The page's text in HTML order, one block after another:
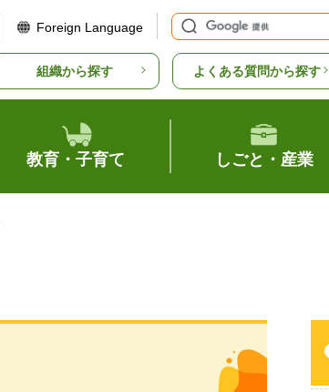
Foreign Language
組織から探す よくある質問から探す
教育・子育て しごと・産業